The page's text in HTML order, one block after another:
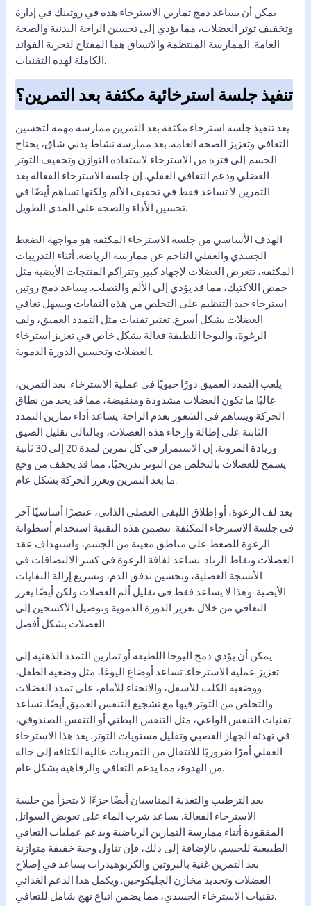
يمكن أن يساعد دمج تمارين الاسترخاء هذه في روتينك في إدارة
وتخفيف توتر العضلات، مما يؤدي إلى تحسين الراحة البدنية والصحة
العامة. الممارسة المنتظمة والاتساق هما المفتاح لتجربة الفوائد
الكاملة لهذه التقنيات.
تنفيذ جلسة استرخائية مكثفة بعد التمرين؟
يعد تنفيذ جلسة استرخاء مكثفة بعد التمرين ممارسة مهمة لتحسين
التعافي وتعزيز الصحة العامة. بعد ممارسة نشاط بدني شاق، يحتاج
الجسم إلى فترة من الاسترخاء لاستعادة التوازن وتخفيف التوتر
العضلي ودعم التعافي العقلي. إن جلسة الاسترخاء الفعالة بعد
التمرين لا تساعد فقط في تخفيف الألم ولكنها تساهم أيضًا في
تحسين الأداء والصحة على المدى الطويل.
الهدف الأساسي من جلسة الاسترخاء المكثفة هو مواجهة الضغط
الجسدي والعقلي الناجم عن ممارسة الرياضة. أثناء التدريبات
المكثفة، تتعرض العضلات لإجهاد كبير وتتراكم المنتجات الأيضية مثل
حمض اللاكتيك، مما قد يؤدي إلى الألم والتصلب. يساعد دمج روتين
استرخاء جيد التنظيم على التخلص من هذه النفايات ويسهل تعافي
العضلات بشكل أسرع. تعتبر تقنيات مثل التمدد العميق، ولف
الرغوة، واليوجا اللطيفة فعالة بشكل خاص في تعزيز استرخاء
العضلات وتحسين الدورة الدموية.
يلعب التمدد العميق دورًا حيويًا في عملية الاسترخاء. بعد التمرين،
غالبًا ما تكون العضلات مشدودة ومنقبضة، مما قد يحد من نطاق
الحركة ويساهم في الشعور بعدم الراحة. يساعد أداء تمارين التمدد
الثابتة على إطالة وإرخاء هذه العضلات، وبالتالي تقليل الضيق
وزيادة المرونة. إن الاستمرار في كل تمرين لمدة 20 إلى 30 ثانية
يسمح للعضلات بالتخلص من التوتر تدريجيًا، مما قد يخفف من وجع
ما بعد التمرين ويعزز الحركة بشكل عام.
يعد لف الرغوة، أو إطلاق الليفي العضلي الذاتي، عنصرًا أساسيًا آخر
في جلسة الاسترخاء المكثفة. تتضمن هذه التقنية استخدام أسطوانة
الرغوة للضغط على مناطق معينة من الجسم، واستهداف عقد
العضلات ونقاط الزناد. تساعد لفافة الرغوة في كسر الالتصاقات في
الأنسجة العضلية، وتحسين تدفق الدم، وتسريع إزالة النفايات
الأيضية. وهذا لا يساعد فقط في تقليل ألم العضلات ولكن أيضًا يعزز
التعافي من خلال تعزيز الدورة الدموية وتوصيل الأكسجين إلى
العضلات بشكل أفضل.
يمكن أن يؤدي دمج اليوجا اللطيفة أو تمارين التمدد الذهنية إلى
تعزيز عملية الاسترخاء. تساعد أوضاع اليوغا، مثل وضعية الطفل،
ووضعية الكلب للأسفل، والانحناء للأمام، على تمدد العضلات
والتخلص من التوتر فيها مع تشجيع التنفس العميق أيضًا. تساعد
تقنيات التنفس الواعي، مثل التنفس البطني أو التنفس الصندوقي،
في تهدئة الجهاز العصبي وتقليل مستويات التوتر. يعد هذا الاسترخاء
العقلي أمرًا ضروريًا للانتقال من التمرينات عالية الكثافة إلى حالة
من الهدوء، مما يدعم التعافي والرفاهية بشكل عام.
يعد الترطيب والتغذية المناسبان أيضًا جزءًا لا يتجزأ من جلسة
الاسترخاء الفعالة. يساعد شرب الماء على تعويض السوائل
المفقودة أثناء ممارسة التمارين الرياضية ويدعم عمليات التعافي
الطبيعية للجسم. بالإضافة إلى ذلك، فإن تناول وجبة خفيفة متوازنة
بعد التمرين غنية بالبروتين والكربوهيدرات يساعد في إصلاح
العضلات وتجديد مخازن الجليكوجين. ويكمل هذا الدعم الغذائي
تقنيات الاسترخاء الجسدي، مما يضمن اتباع نهج شامل للتعافي.